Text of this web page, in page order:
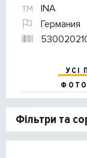
INA
Германия
УСІ
ФОТО
Фільтри та